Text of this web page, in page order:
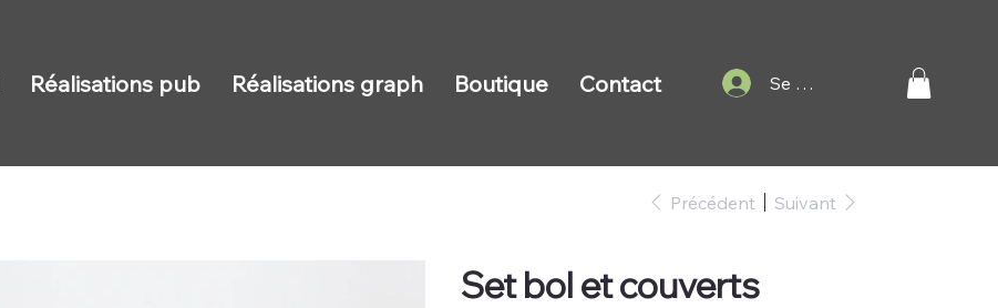
Réalisations pub Réalisations graph Boutique Contact Se connecter
Précédent Suivant
Set bol et couverts